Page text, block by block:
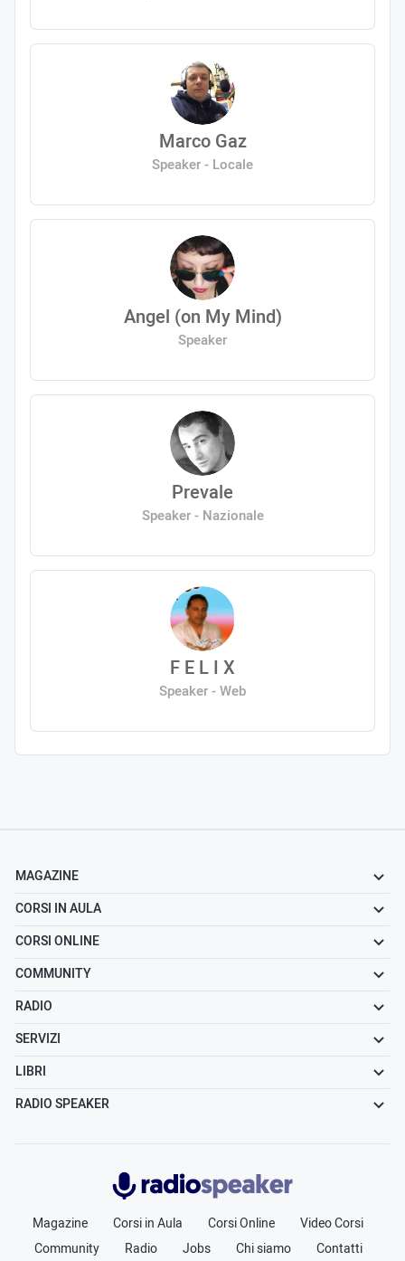
Marco Gaz
Speaker - Locale
Angel (on My Mind)
Speaker
Prevale
Speaker - Nazionale
F E L I X
Speaker - Web
MAGAZINE
CORSI IN AULA
CORSI ONLINE
COMMUNITY
RADIO
SERVIZI
LIBRI
RADIO SPEAKER
Radiospeaker.it
Magazine Corsi in Aula Corsi Online
Video Corsi
Community
Radio Jobs Chi siamo Contatti